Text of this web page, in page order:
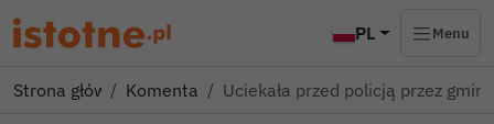
PL Menu
Strona główna Komentarze Uciekała przed policją przez